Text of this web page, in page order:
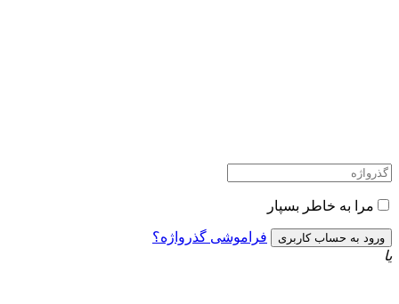
مرا به خاطر بسپار
فراموشی گذرواژه؟
یا